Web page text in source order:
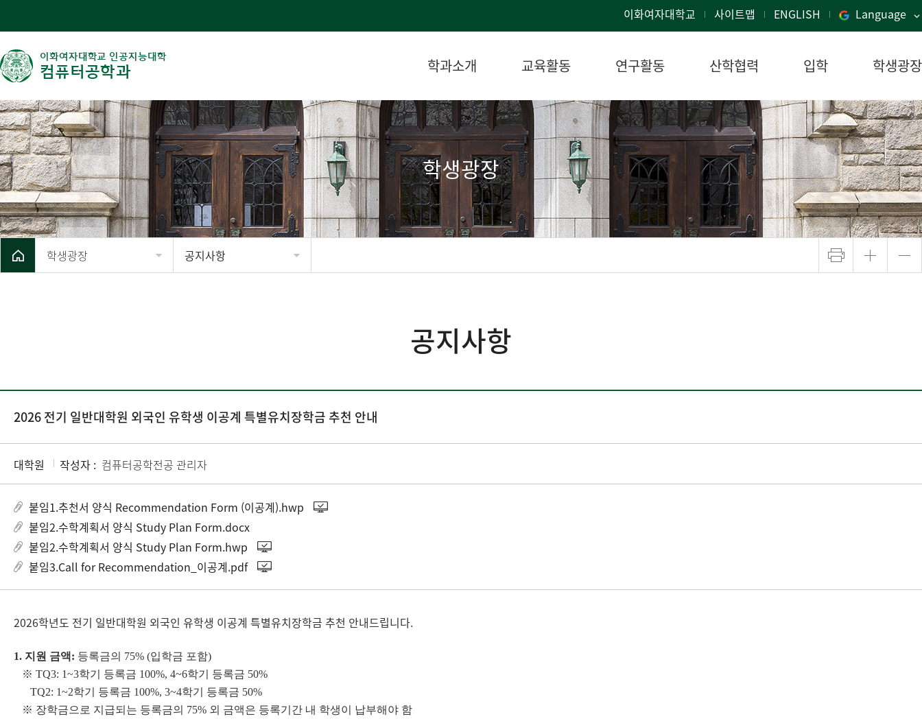
이화여자대학교 사이트맵 ENGLISH Language
이화여자대학교 인공지능대학
컴퓨터공학과 학과소개 교육활동 연구활동 산학협력 입학 학생광장
학생광장
학생광장 공지사항
공지사항
2026 전기 일반대학원 외국인 유학생 이공계 특별유치장학금 추천 안내
대학원 작성자 : 컴퓨터공학전공 관리자
붙임1.추천서 양식 Recommendation Form (이공계).hwp
붙임2.수학계획서 양식 Study Plan Form.docx
붙임2.수학계획서 양식 Study Plan Form.hwp
붙임3.Call for Recommendation_이공계.pdf
2026학년도 전기 일반대학원 외국인 유학생 이공계 특별유치장학금 추천 안내드립니다.
1. 지원 금액: 등록금의 75% (입학금 포함)
※ TQ3: 1~3학기 등록금 100%, 4~6학기 등록금 50%
TQ2: 1~2학기 등록금 100%, 3~4학기 등록금 50%
※ 장학금으로 지급되는 등록금의 75% 외 금액은 등록기간 내 학생이 납부해야 함